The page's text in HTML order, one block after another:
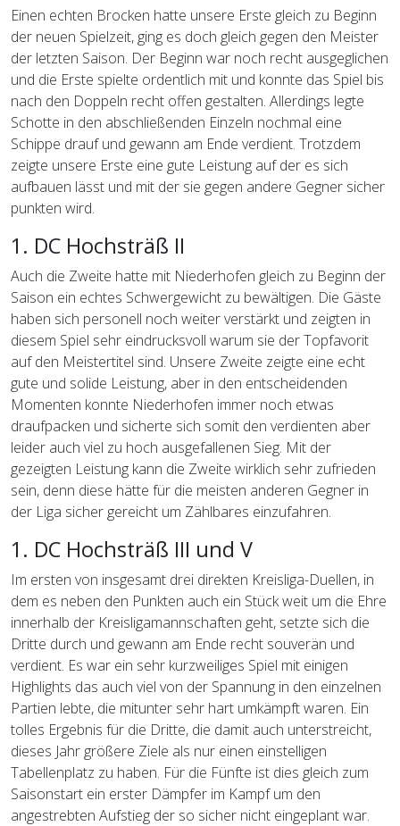
Einen echten Brocken hatte unsere Erste gleich zu Beginn
der neuen Spielzeit, ging es doch gleich gegen den Meister
der letzten Saison. Der Beginn war noch recht ausgeglichen
und die Erste spielte ordentlich mit und konnte das Spiel bis
nach den Doppeln recht offen gestalten. Allerdings legte
Schotte in den abschließenden Einzeln nochmal eine
Schippe drauf und gewann am Ende verdient. Trotzdem
zeigte unsere Erste eine gute Leistung auf der es sich
aufbauen lässt und mit der sie gegen andere Gegner sicher
punkten wird.
1. DC Hochsträß II
Auch die Zweite hatte mit Niederhofen gleich zu Beginn der
Saison ein echtes Schwergewicht zu bewältigen. Die Gäste
haben sich personell noch weiter verstärkt und zeigten in
diesem Spiel sehr eindrucksvoll warum sie der Topfavorit
auf den Meistertitel sind. Unsere Zweite zeigte eine echt
gute und solide Leistung, aber in den entscheidenden
Momenten konnte Niederhofen immer noch etwas
draufpacken und sicherte sich somit den verdienten aber
leider auch viel zu hoch ausgefallenen Sieg. Mit der
gezeigten Leistung kann die Zweite wirklich sehr zufrieden
sein, denn diese hätte für die meisten anderen Gegner in
der Liga sicher gereicht um Zählbares einzufahren.
1. DC Hochsträß III und V
Im ersten von insgesamt drei direkten Kreisliga-Duellen, in
dem es neben den Punkten auch ein Stück weit um die Ehre
innerhalb der Kreisligamannschaften geht, setzte sich die
Dritte durch und gewann am Ende recht souverän und
verdient. Es war ein sehr kurzweiliges Spiel mit einigen
Highlights das auch viel von der Spannung in den einzelnen
Partien lebte, die mitunter sehr hart umkämpft waren. Ein
tolles Ergebnis für die Dritte, die damit auch unterstreicht,
dieses Jahr größere Ziele als nur einen einstelligen
Tabellenplatz zu haben. Für die Fünfte ist dies gleich zum
Saisonstart ein erster Dämpfer im Kampf um den
angestrebten Aufstieg der so sicher nicht eingeplant war.